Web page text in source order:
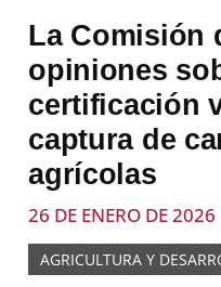
La Comisión
opiniones
certificación
captura de
agrícolas
26 DE ENERO DE 2026
AGRICULTURA Y